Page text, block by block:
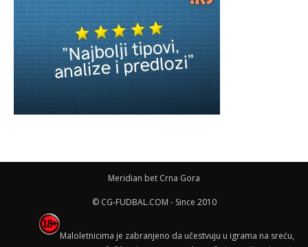
Meridian bet Crna Gora
© CG-FUDBAL.COM - Since 2010
Maloletnicima je zabranjeno da učestvuju u igrama na sreću,